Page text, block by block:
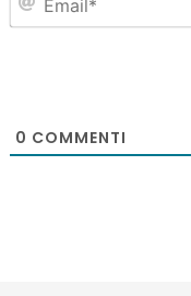
0 COMMENTI